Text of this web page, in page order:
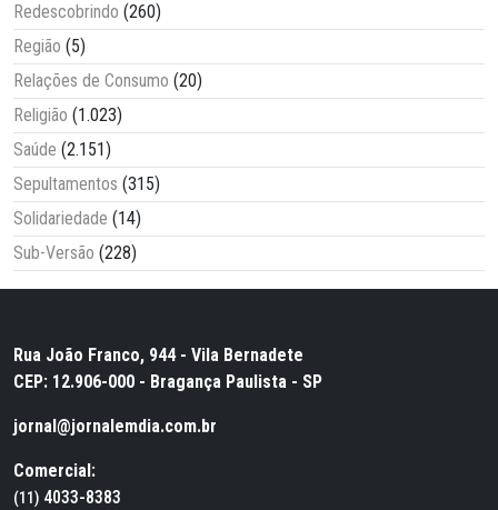
Redescobrindo (260)
Região (5)
Relações de Consumo (20)
Religião (1.023)
Saúde (2.151)
Sepultamentos (315)
Solidariedade (14)
Sub-Versão (228)
Rua João Franco, 944 - Vila Bernadete
CEP: 12.906-000 - Bragança Paulista - SP
jornal@jornalemdia.com.br
Comercial:
(11) 4033-8383